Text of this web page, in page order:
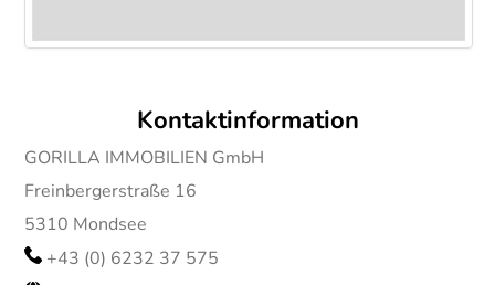
Kontaktinformation
GORILLA IMMOBILIEN GmbH
Freinbergerstraße 16
5310 Mondsee
+43 (0) 6232 37 575